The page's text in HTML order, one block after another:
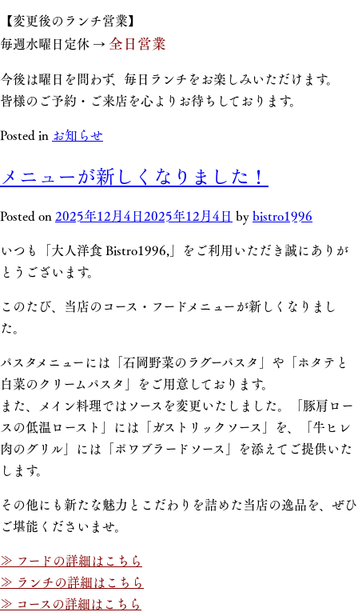
【変更後のランチ営業】
毎週水曜日定休 →全日営業
今後は曜日を問わず、毎日ランチをお楽しみいただけます。
皆様のご予約・ご来店を心よりお待ちしております。
Posted in お知らせ
メニューが新しくなりました！
Posted on2025年12月4日2025年12月4日bybistro1996
いつも「大人洋食 Bistro1996,」をご利用いただき誠にありが
とうございます。
このたび、当店のコース・フードメニューが新しくなりまし
た。
パスタメニューには「石岡野菜のラグーパスタ」や「ホタテと
白菜のクリームパスタ」をご用意しております。
また、メイン料理ではソースを変更いたしました。「豚肩ロー
スの低温ロースト」には「ガストリックソース」を、「牛ヒレ
肉のグリル」には「ポワブラードソース」を添えてご提供いた
します。
その他にも新たな魅力とこだわりを詰めた当店の逸品を、ぜひ
ご堪能くださいませ。
≫ フードの詳細はこちら
≫ ランチの詳細はこちら
≫ コースの詳細はこちら